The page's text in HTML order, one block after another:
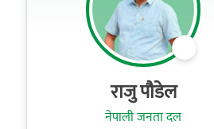
राजु पौडेल
नेपाली जनता दल